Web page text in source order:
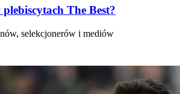
The Best?
selekcjonerów i mediów